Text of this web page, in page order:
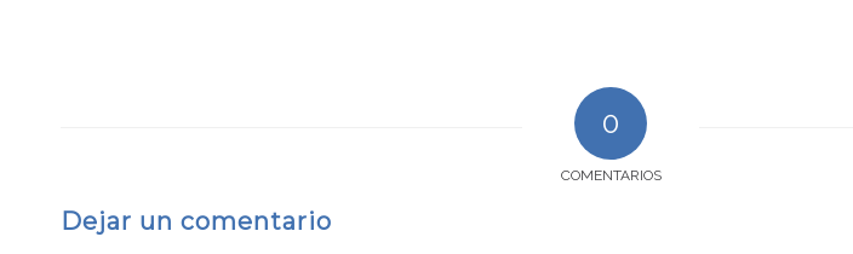
0
COMENTARIOS
Dejar un comentario